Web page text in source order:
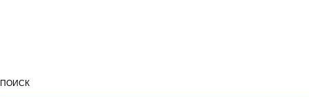
ПОИСК